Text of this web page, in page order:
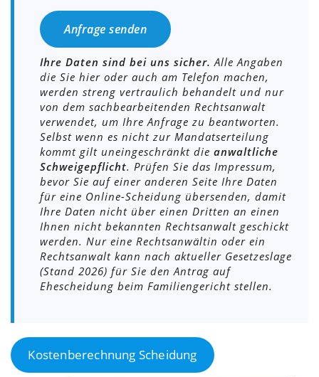
Bitte lasse dieses Feld leer.
Ihre Daten sind bei uns sicher. Alle Angaben
die Sie hier oder auch am Telefon machen,
werden streng vertraulich behandelt und nur
von dem sachbearbeitenden Rechtsanwalt
verwendet, um Ihre Anfrage zu beantworten.
Selbst wenn es nicht zur Mandatserteilung
kommt gilt uneingeschränkt die anwaltliche
Schweigepflicht. Prüfen Sie das Impressum,
bevor Sie auf einer anderen Seite Ihre Daten
für eine Online-Scheidung übersenden, damit
Ihre Daten nicht über einen Dritten an einen
Ihnen nicht bekannten Rechtsanwalt geschickt
werden. Nur eine Rechtsanwältin oder ein
Rechtsanwalt kann nach aktueller Gesetzeslage
(Stand 2026) für Sie den Antrag auf
Ehescheidung beim Familiengericht stellen.
Kostenberechnung Scheidung